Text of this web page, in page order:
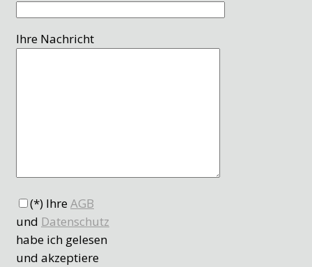
Ihre Nachricht
(*) IhreAGB
und Datenschutz
habe ich gelesen
und akzeptiere